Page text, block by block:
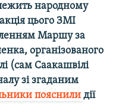
народному
цього ЗМІ
Маршу за
організованого
(сам Саакашвілі
зі згаданим
пояснили дії